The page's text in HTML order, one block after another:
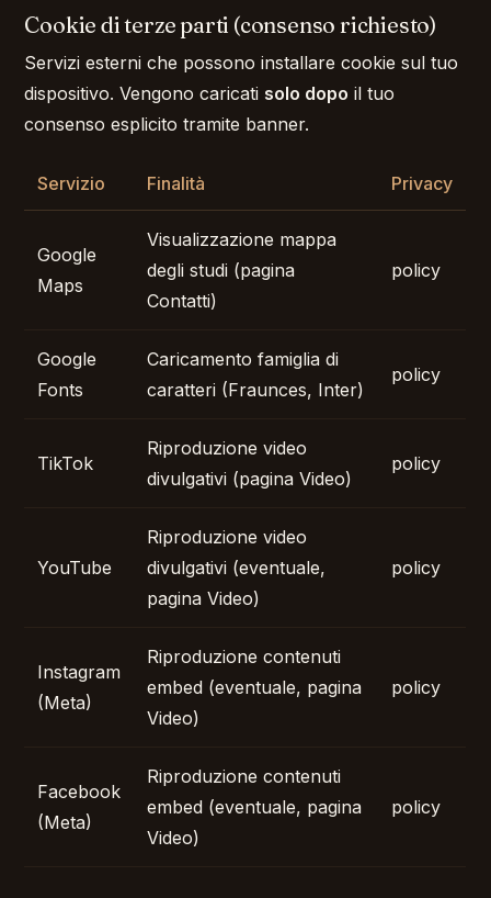
Cookie di terze parti (consenso richiesto)
Servizi esterni che possono installare cookie sul tuo
dispositivo. Vengono caricati solo dopo il tuo
consenso esplicito tramite banner.
Servizio Finalità Privacy
Google
Maps
Visualizzazione mappa
degli studi (pagina
Contatti)
policy
Google
Fonts
Caricamento famiglia di
caratteri (Fraunces, Inter)
policy
TikTok
Riproduzione video
divulgativi (pagina Video)
policy
YouTube
Riproduzione video
divulgativi (eventuale,
pagina Video)
policy
Instagram
(Meta)
Riproduzione contenuti
embed (eventuale, pagina
Video)
policy
Facebook
(Meta)
Riproduzione contenuti
embed (eventuale, pagina
Video)
policy